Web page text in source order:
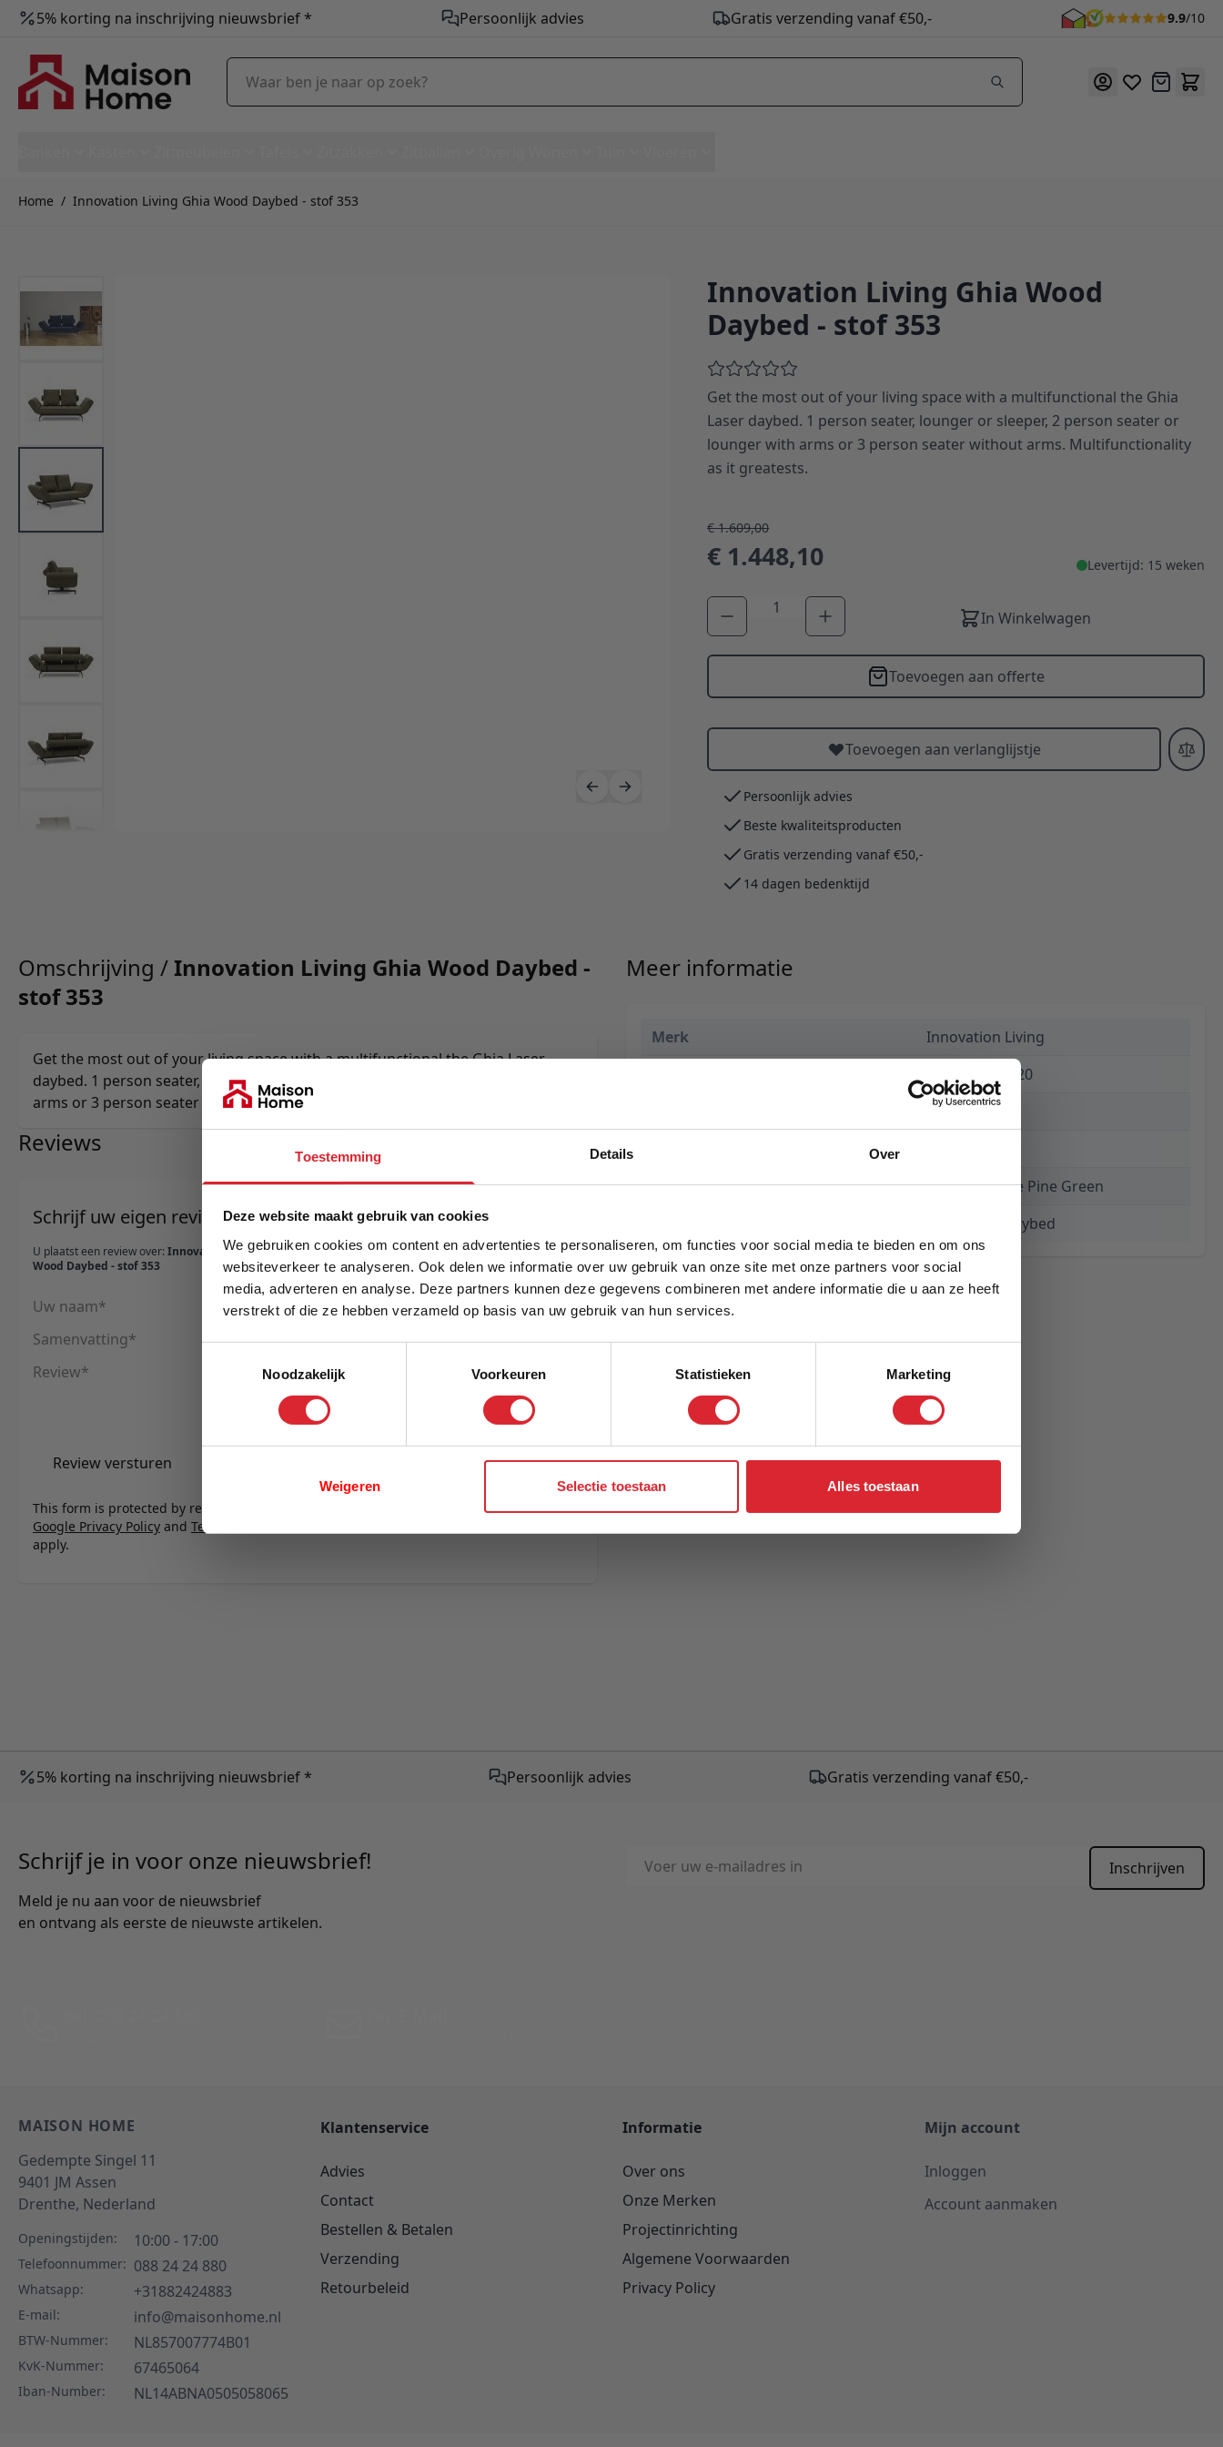
Toestemming Details Over
Deze website maakt gebruik van cookies
We gebruiken cookies om content en advertenties te personaliseren, om functies voor social media te bieden en om ons
websiteverkeer te analyseren. Ook delen we informatie over uw gebruik van onze site met onze partners voor social
media, adverteren en analyse. Deze partners kunnen deze gegevens combineren met andere informatie die u aan ze heeft
verstrekt of die ze hebben verzameld op basis van uw gebruik van hun services.
Noodzakelijk
Voorkeuren Statistieken Marketing
Weigeren Selectie toestaan Alles toestaan
5% korting na inschrijving nieuwsbrief * Persoonlijk advies Gratis verzending vanaf €50,- 9.9/10
Offerte
Waar ben je naar op zoek?
Home / Innovation Living Ghia Wood Daybed - stof 353
Innovation Living Ghia Wood Daybed - stof 353
Innovation Living Ghia Wood
Daybed - stof 353
Get the most out of your living space with a multifunctional the Ghia
Laser daybed. 1 person seater, lounger or sleeper, 2 person seater or
lounger with arms or 3 person seater without arms. Multifunctionality
as it greatests.
€ 1.609,00
€ 1.448,10 Levertijd: 15 weken
Aantal
In Winkelwagen
Toevoegen aan offerte
Toevoegen aan verlanglijstje
Persoonlijk advies
Beste kwaliteitsproducten
Gratis verzending vanaf €50,-
14 dagen bedenktijd
Omschrijving /Innovation Living Ghia Wood Daybed -
stof 353
Get the most out of your living space with a multifunctional the Ghia Laser
daybed. 1 person seater, lounger or sleeper, 2 person seater or lounger with
arms or 3 person seater without arms. Multifunctionality as it greatests.
Reviews
Schrijf uw eigen review
U plaatst een review over: Innovation Living Ghia
Wood Daybed - stof 353
Uw naam
Samenvatting
Review
Review versturen
This form is protected by reCAPTCHA - the
Google Privacy Policy and Terms of Service
apply.
Meer informatie
Merk
Innovation Living
5700110946520
€ 1.609,00
Kleur
316 Cordufine Pine Green
Ghia Laser Daybed
5% korting na inschrijving nieuwsbrief * Persoonlijk advies Gratis verzending vanaf €50,-
Schrijf je in voor onze nieuwsbrief!
Meld je nu aan voor de nieuwsbrief
en ontvang als eerste de nieuwste artikelen.
E-mailadres
Inschrijven
MAISON HOME
Gedempte Singel 11
9401 JM Assen
Drenthe, Nederland
Openingstijden: 10:00 - 17:00
Telefoonnummer: 088 24 24 880
Whatsapp: +31882424883
E-mail: info@maisonhome.nl
BTW-Nummer: NL857007774B01
KvK-Nummer: 67465064
Iban-Number: NL14ABNA0505058065
Klantenservice
Advies
Contact
Bestellen & Betalen
Verzending
Retourbeleid
Informatie
Over ons
Onze Merken
Projectinrichting
Algemene Voorwaarden
Privacy Policy
Mijn account
Inloggen
Account aanmaken
5% Korting
Schrijf je in en ontvang direct een kortingscode